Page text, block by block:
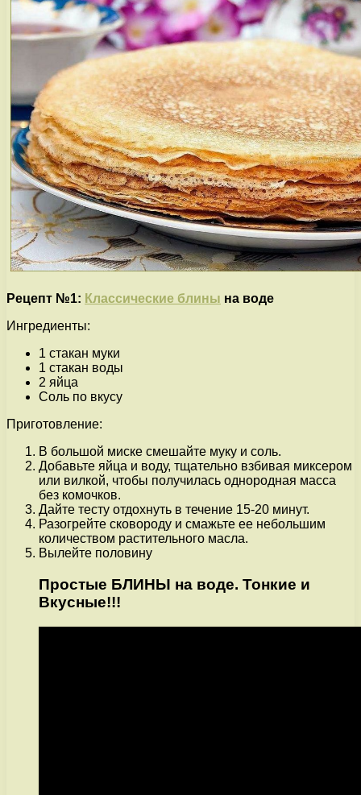
Рецепт №1: Классические блины на воде
Ингредиенты:
1 стакан муки
1 стакан воды
2 яйца
Соль по вкусу
Приготовление:
В большой миске смешайте муку и соль.
Добавьте яйца и воду, тщательно взбивая миксером
или вилкой, чтобы получилась однородная масса
без комочков.
Дайте тесту отдохнуть в течение 15-20 минут.
Разогрейте сковороду и смажьте ее небольшим
количеством растительного масла.
Вылейте половину
Простые БЛИНЫ на воде. Тонкие и
Вкусные!!!